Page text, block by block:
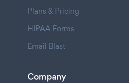
Plans & Pricing
HIPAA Forms
Email Blast
Company